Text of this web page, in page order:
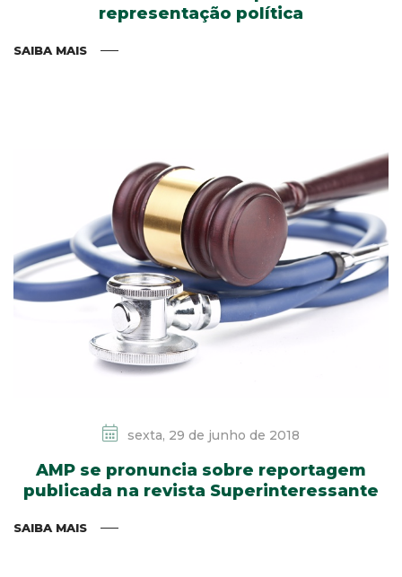
representação política
SAIBA MAIS
sexta, 29 de junho de 2018
AMP se pronuncia sobre reportagem
publicada na revista Superinteressante
SAIBA MAIS